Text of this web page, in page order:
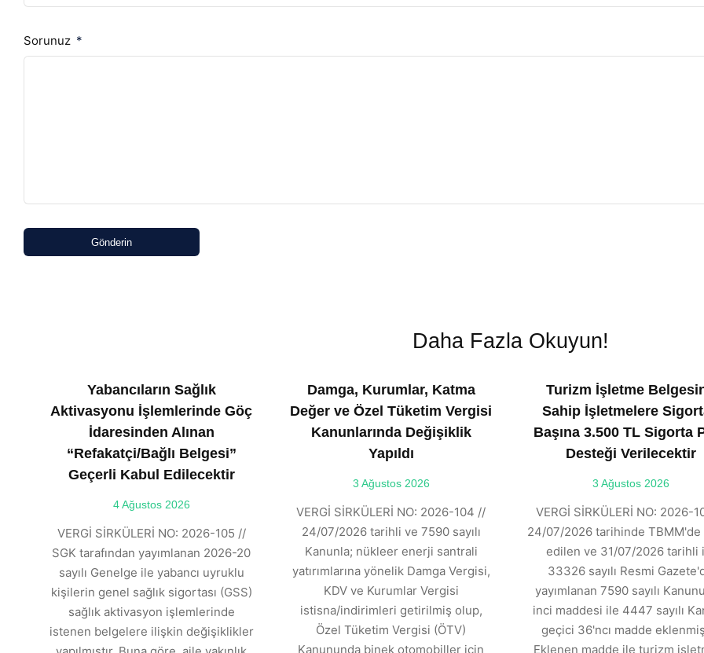
Sorunuz
Gönderin
Daha Fazla Okuyun!
Yabancıların Sağlık
Aktivasyonu İşlemlerinde Göç
İdaresinden Alınan
“Refakatçi/Bağlı Belgesi”
Geçerli Kabul Edilecektir
4 Ağustos 2026
VERGİ SİRKÜLERİ NO: 2026-105 //
SGK tarafından yayımlanan 2026-20
sayılı Genelge ile yabancı uyruklu
kişilerin genel sağlık sigortası (GSS)
sağlık aktivasyon işlemlerinde
istenen belgelere ilişkin değişiklikler
Damga, Kurumlar, Katma
Değer ve Özel Tüketim Vergisi
Kanunlarında Değişiklik
Yapıldı
3 Ağustos 2026
VERGİ SİRKÜLERİ NO: 2026-104 //
24/07/2026 tarihli ve 7590 sayılı
Kanunla; nükleer enerji santrali
yatırımlarına yönelik Damga Vergisi,
KDV ve Kurumlar Vergisi
istisna/indirimleri getirilmiş olup,
Özel Tüketim Vergisi (ÖTV)
Kanununda binek otomobiller için
Turizm İşletme
Sahip İşletmelere
Başına 3.500 TL Sigorta
Desteği Verilecektir
3 Ağustos 2026
VERGİ SİRKÜLERİ NO: 2026-
24/07/2026 tarihinde TBMM'de
edilen ve 31/07/2026 tarihli
33326 sayılı Resmi
yayımlanan 7590 sayılı
inci maddesi ile 4447 sayılı
geçici 36'ncı madde
Eklenen madde ile turizm